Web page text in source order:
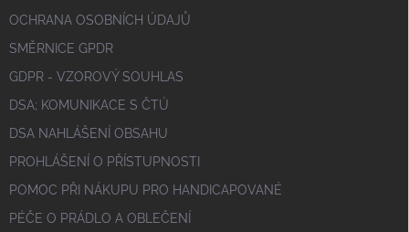
OCHRANA OSOBNÍCH ÚDAJŮ
SMĚRNICE GPDR
GDPR - VZOROVÝ SOUHLAS
DSA; KOMUNIKACE S ČTÚ
DSA NAHLÁŠENÍ OBSAHU
PROHLÁŠENÍ O PŘÍSTUPNOSTI
POMOC PŘI NÁKUPU PRO HANDICAPOVANÉ
PÉČE O PRÁDLO A OBLEČENÍ